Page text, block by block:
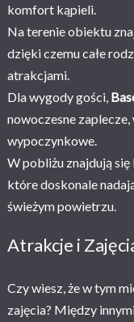
komfort kąpieli.
Na terenie obiektu
dzięki czemu całe
atrakcjami.
Dla wygody gości,
nowoczesne
wypoczynkowe.
W pobliżu znajdują
które doskonale
świeżym powietrzu.
Atrakcje i
Czy wiesz, że w tym
zajęcia? Między